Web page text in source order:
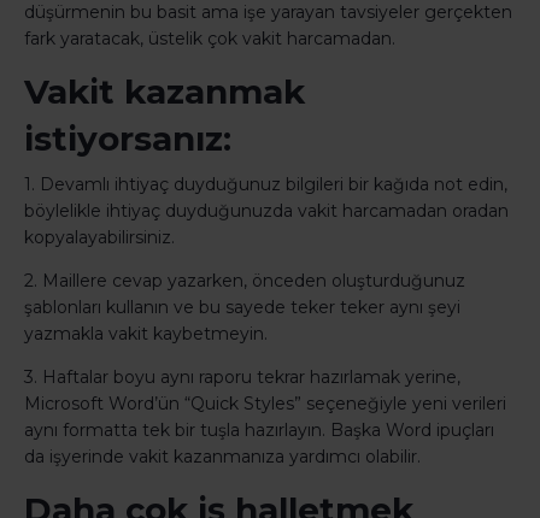
düşürmenin bu basit ama işe yarayan tavsiyeler gerçekten
fark yaratacak, üstelik çok vakit harcamadan.
Vakit kazanmak
istiyorsanız:
1. Devamlı ihtiyaç duyduğunuz bilgileri bir kağıda not edin,
böylelikle ihtiyaç duyduğunuzda vakit harcamadan oradan
kopyalayabilirsiniz.
2. Maillere cevap yazarken, önceden oluşturduğunuz
şablonları kullanın ve bu sayede teker teker aynı şeyi
yazmakla vakit kaybetmeyin.
3. Haftalar boyu aynı raporu tekrar hazırlamak yerine,
Microsoft Word’ün “Quick Styles” seçeneğiyle yeni verileri
aynı formatta tek bir tuşla hazırlayın. Başka Word ipuçları
da işyerinde vakit kazanmanıza yardımcı olabilir.
Daha çok iş halletmek